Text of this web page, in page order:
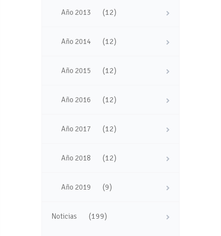
Año 2013 (12)
Año 2014 (12)
Año 2015 (12)
Año 2016 (12)
Año 2017 (12)
Año 2018 (12)
Año 2019 (9)
Noticias (199)